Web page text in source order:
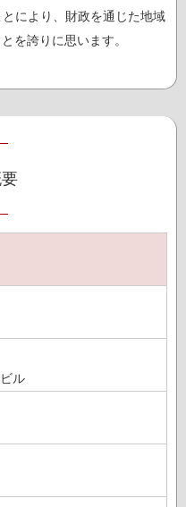
とにより、財政を通じた地域
を誇りに思います。
ル